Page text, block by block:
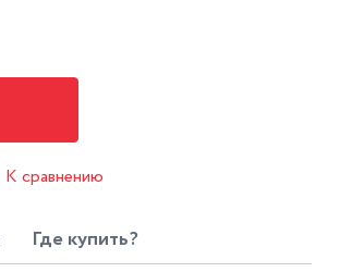
К сравнению
Где купить?